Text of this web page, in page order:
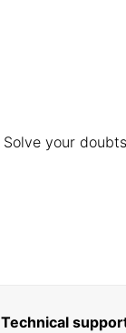
Solve your
Technical